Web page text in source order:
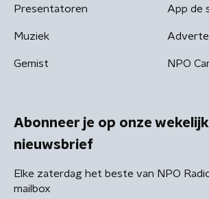
Presentatoren
Muziek
Gemist
App de
NPO
Abonneer je op onze
nieuwsbrief
Elke zaterdag het beste van NPO
mailbox